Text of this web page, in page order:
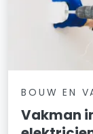
BOUW EN
Vakman